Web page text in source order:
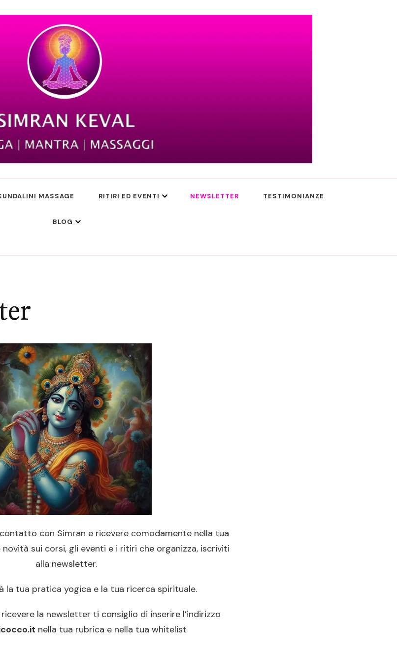
MASSAGE RITIRI ED EVENTI NEWSLETTER TESTIMONIANZE
BLOG
con Simran e ricevere comodamente nella tua
sui corsi, gli eventi e i ritiri che organizza, iscriviti
alla newsletter.
la tua pratica yogica e la tua ricerca spirituale.
la newsletter ti consiglio di inserire l’indirizzo
nella tua rubrica e nella tua whitelist